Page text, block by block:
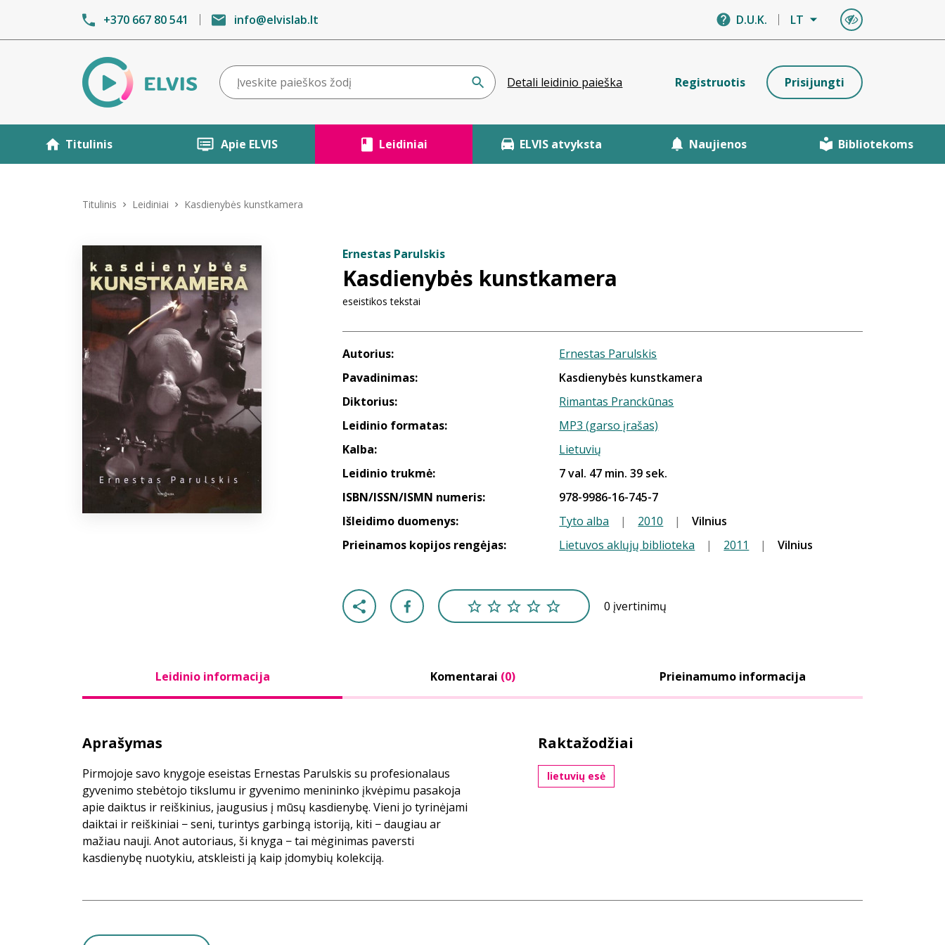
+370 667 80 541 info@elvislab.lt D.U.K. LT
Detali leidinio paieška Registruotis Prisijungti
Titulinis Apie ELVIS Leidiniai ELVIS atvyksta Naujienos Bibliotekoms
Titulinis Leidiniai Kasdienybės kunstkamera
Ernestas Parulskis
Kasdienybės kunstkamera
eseistikos tekstai
Autorius:
Ernestas Parulskis
Pavadinimas:
Kasdienybės kunstkamera
Diktorius:
Rimantas Pranckūnas
Leidinio formatas:
MP3 (garso įrašas)
Kalba:
Lietuvių
Leidinio trukmė:
7 val. 47 min. 39 sek.
ISBN/ISSN/ISMN numeris:
978-9986-16-745-7
Išleidimo duomenys:
Tyto alba | 2010 |
Vilnius
Prieinamos kopijos rengėjas:
Lietuvos aklųjų biblioteka | 2011 | Vilnius
0 įvertinimų
Leidinio informacija Komentarai (0) Prieinamumo informacija
Aprašymas
Pirmojoje savo knygoje eseistas Ernestas Parulskis su profesionalaus
gyvenimo stebėtojo tikslumu ir gyvenimo menininko įkvėpimu pasakoja
apie daiktus ir reiškinius, įaugusius į mūsų kasdienybę. Vieni jo tyrinėjami
daiktai ir reiškiniai − seni, turintys garbingą istoriją, kiti − daugiau ar
mažiau nauji. Anot autoriaus, ši knyga − tai mėginimas paversti
kasdienybę nuotykiu, atskleisti ją kaip įdomybių kolekciją.
Raktažodžiai
lietuvių esė